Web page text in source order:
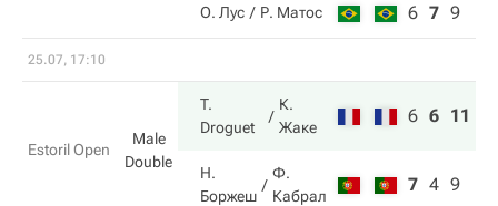
О. Лус Р. Матос 6 7 9
25.07, 17:10
Estoril Open
Male
Double
T.
Droguet
К.
Жаке
6 6 11
Н.
Боржеш
Ф.
Кабрал
7 4 9